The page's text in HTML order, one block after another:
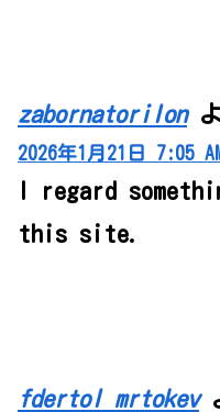
zabornatorilon
2026年1月21日 7:05
I regard
this site.
fdertol mrtokev